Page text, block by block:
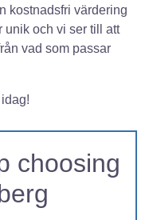
kostnadsfri värdering
unik och vi ser till att
vad som passar
choosing